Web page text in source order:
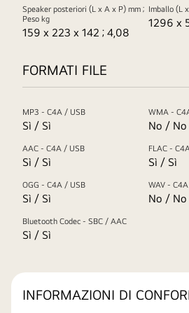
Speaker posteriori (L x A x P) mm ;
Peso kg
159 x 223 x 142 ; 4,08
Imballo (L
1296 x
FORMATI FILE
MP3 - C4A / USB
Sì / Sì
WMA -
No / No
AAC - C4A / USB
Sì / Sì
FLAC -
Sì / Sì
OGG - C4A / USB
Sì / Sì
WAV -
No / No
Bluetooth Codec - SBC / AAC
Sì / Sì
INFORMAZIONI DI